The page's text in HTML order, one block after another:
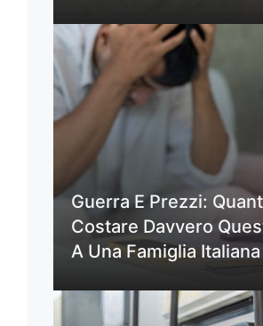
Guerra E Prezzi:
Costare Davvero
A Una Famiglia Italiana